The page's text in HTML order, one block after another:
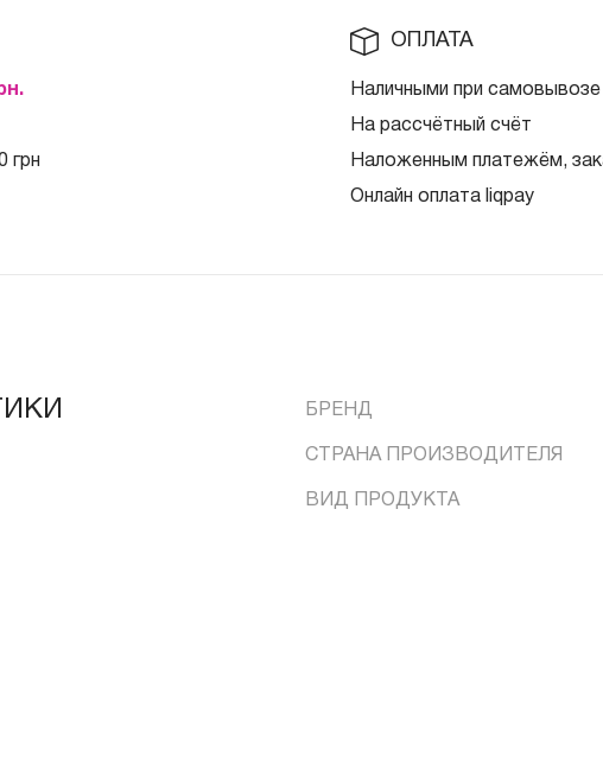
грн
ОПЛАТА
Наличными при самовывозе
На рассчётный счёт
Наложенным платежём,
Онлайн оплата liqpay
БРЕНД
СТРАНА ПРОИЗВОДИТЕЛЯ
ВИД ПРОДУКТА